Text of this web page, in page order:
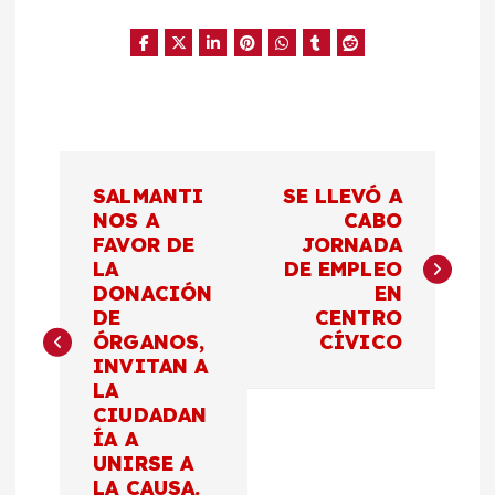
e
SALMANTI
NOS A
FAVOR DE
LA
DONACIÓN
DE
ÓRGANOS,
INVITAN A
LA
CIUDADAN
ÍA A
UNIRSE A
LA CAUSA.
SE LLEVÓ A
CABO
JORNADA
DE EMPLEO
EN
CENTRO
CÍVICO